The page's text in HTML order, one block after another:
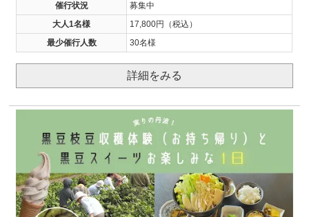
催行状況
募集中
大人1名様
17,800円（税込）
最少催行人数
30名様
詳細をみる